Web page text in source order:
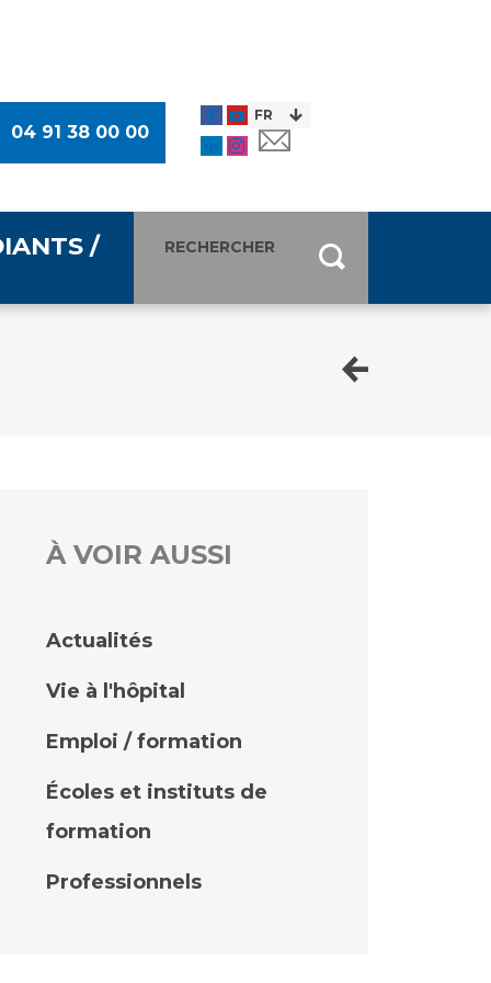
04 91 38 00 00
qualité et de sécurité des soins
en santé à l’AP-HM
sans tabac
/
conclus
À VOIR AUSSI
Actualités
Vie à l'hôpital
Emploi / formation
Écoles et instituts de
formation
Professionnels